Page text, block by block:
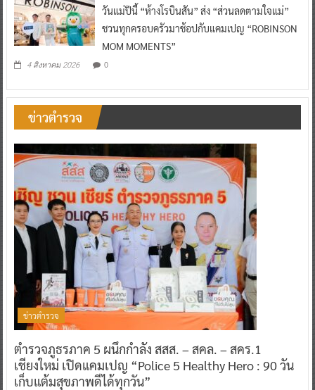
วันแม่ปีนี้ “ห้างโรบินสัน” ส่ง “ส่วนลดตามใจแม่”
ชวนทุกครอบครัวมาช้อปกับแคมเปญ “ROBINSON
MOM MOMENTS”
4 สิงหาคม 2026 0
ข่าวตำรวจ
ข่าวตำรวจ
ตำรวจภูธรภาค 5 ผนึกกำลัง สสส. – สคล. – สคร.1
เชียงใหม่ เปิดแคมเปญ “Police 5 Healthy Hero : 90 วัน
เก็บแต้มสุขภาพดีได้ทุกวัน”